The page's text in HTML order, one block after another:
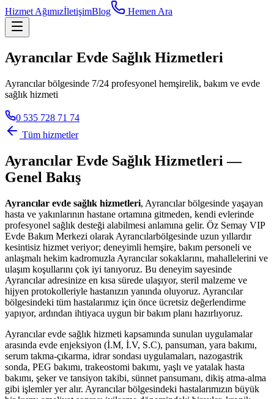
Hizmet AğımızİletişimBlog Hemen Ara
Ayrancılar Evde Sağlık Hizmetleri
Ayrancılar bölgesinde 7/24 profesyonel hemşirelik, bakım ve evde
sağlık hizmeti
0 535 728 71 74
Tüm hizmetler
Ayrancılar Evde Sağlık Hizmetleri —
Genel Bakış
Ayrancılar evde sağlık hizmetleri, Ayrancılarbölgesinde yaşayan
hasta ve yakınlarının hastane ortamına gitmeden, kendi evlerinde
profesyonel sağlık desteği alabilmesi anlamına gelir. Öz Semay VIP
Evde Bakım Merkezi olarak Ayrancılarbölgesinde uzun yıllardır
kesintisiz hizmet veriyor; deneyimli hemşire, bakım personeli ve
anlaşmalı hekim kadromuzla Ayrancılarsokaklarını, mahallelerini ve
ulaşım koşullarını çok iyi tanıyoruz. Bu deneyim sayesinde
Ayrancılaradresinize en kısa sürede ulaşıyor, steril malzeme ve
hijyen protokolleriyle hastanızın yanında oluyoruz. Ayrancılar
bölgesindeki tüm hastalarımız için önce ücretsiz değerlendirme
yapıyor, ardından ihtiyaca uygun bir bakım planı hazırlıyoruz.
Ayrancılarevde sağlık hizmeti kapsamında sunulan uygulamalar
arasında evde enjeksiyon (İ.M, İ.V, S.C), pansuman, yara bakımı,
serum takma-çıkarma, idrar sondası uygulamaları, nazogastrik
sonda, PEG bakımı, trakeostomi bakımı, yaşlı ve yatalak hasta
bakımı, şeker ve tansiyon takibi, sünnet pansumanı, dikiş atma-alma
gibi işlemler yer alır. Ayrancılarbölgesindeki hastalarımızın büyük